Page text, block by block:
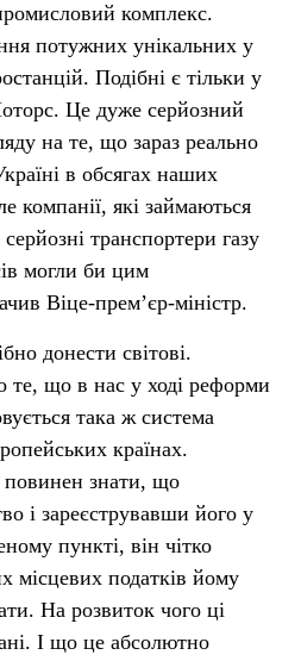
комплекс.
потужних унікальних у
Подібні є тільки у
Це дуже серйозний
на те, що зараз реально
в обсягах наших
компанії, які займаються
транспортери газу
могли би цим
Віце-прем’єр-міністр.
донести світові.
те, що в нас у ході реформи
така ж система
країнах.
повинен знати, що
і зареєструвавши його у
пункті, він чітко
місцевих податків йому
На розвиток чого ці
І що це абсолютно